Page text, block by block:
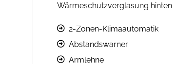
Wärmeschutzverglasung
2-Zonen-Klimaautomatik
Abstandswarner
Armlehne